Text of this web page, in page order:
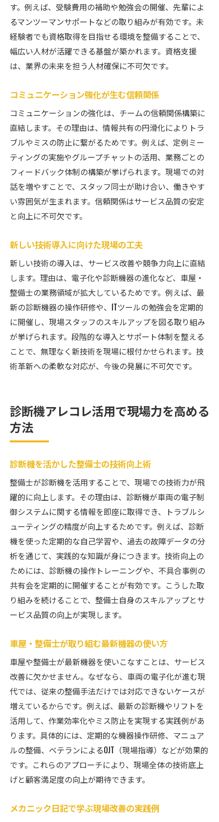
す。例えば、受験費用の補助や勉強会の開催、先輩によ
るマンツーマンサポートなどの取り組みが有効です。未
経験者でも資格取得を目指せる環境を整備することで、
幅広い人材が活躍できる基盤が築かれます。資格支援
は、業界の未来を担う人材確保に不可欠です。
コミュニケーション強化が生む信頼関係
コミュニケーションの強化は、チームの信頼関係構築に
直結します。その理由は、情報共有の円滑化によりトラ
ブルやミスの防止に繋がるためです。例えば、定例ミー
ティングの実施やグループチャットの活用、業務ごとの
フィードバック体制の構築が挙げられます。現場での対
話を増やすことで、スタッフ同士が助け合い、働きやす
い雰囲気が生まれます。信頼関係はサービス品質の安定
と向上に不可欠です。
新しい技術導入に向けた現場の工夫
新しい技術の導入は、サービス改善や競争力向上に直結
します。理由は、電子化や診断機器の進化など、車屋・
整備士の業務領域が拡大しているためです。例えば、最
新の診断機器の操作研修や、ITツールの勉強会を定期的
に開催し、現場スタッフのスキルアップを図る取り組み
が挙げられます。段階的な導入とサポート体制を整える
ことで、無理なく新技術を現場に根付かせられます。技
術革新への柔軟な対応が、今後の発展に不可欠です。
診断機アレコレ活用で現場力を高める
方法
診断機を活かした整備士の技術向上術
整備士が診断機を活用することで、現場での技術力が飛
躍的に向上します。その理由は、診断機が車両の電子制
御システムに関する情報を即座に取得でき、トラブルシ
ューティングの精度が向上するためです。例えば、診断
機を使った定期的な自己学習や、過去の故障データの分
析を通じて、実践的な知識が身につきます。技術向上の
ためには、診断機の操作トレーニングや、不具合事例の
共有会を定期的に開催することが有効です。こうした取
り組みを続けることで、整備士自身のスキルアップとサ
ービス品質の向上が実現します。
車屋・整備士が取り組む最新機器の使い方
車屋や整備士が最新機器を使いこなすことは、サービス
改善に欠かせません。なぜなら、車両の電子化が進む現
代では、従来の整備手法だけでは対応できないケースが
増えているからです。例えば、最新の診断機やリフトを
活用して、作業効率化やミス防止を実現する実践例があ
ります。具体的には、定期的な機器操作研修、マニュア
ルの整備、ベテランによるOJT（現場指導）などが効果的
です。これらのアプローチにより、現場全体の技術底上
げと顧客満足度の向上が期待できます。
メカニック日記で学ぶ現場改善の実践例